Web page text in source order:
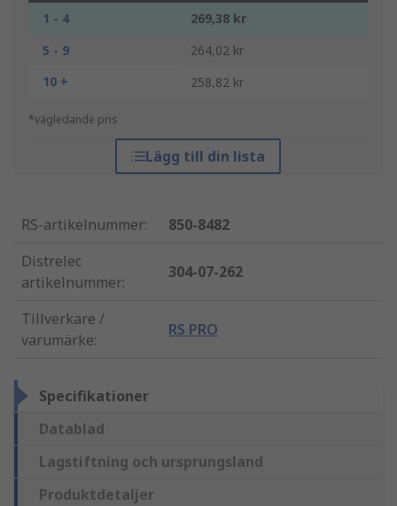
1 - 4
269,38 kr
5 - 9
264,02 kr
10 +
258,82 kr
*vägledande pris
Lägg till din lista
RS-artikelnummer:
850-8482
Distrelec
artikelnummer:
304-07-262
Tillverkare /
varumärke:
RS PRO
Specifikationer
Datablad
Lagstiftning och ursprungsland
Produktdetaljer